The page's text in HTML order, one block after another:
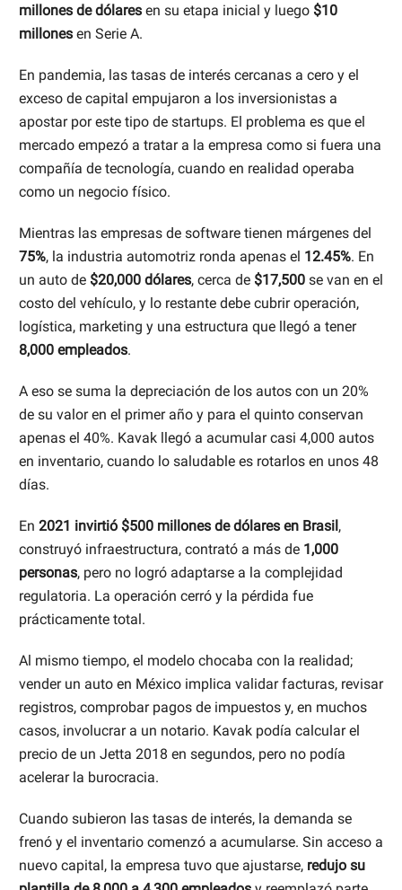
millones de dólares en su etapa inicial y luego $10
millones en Serie A.
En pandemia, las tasas de interés cercanas a cero y el
exceso de capital empujaron a los inversionistas a
apostar por este tipo de startups. El problema es que el
mercado empezó a tratar a la empresa como si fuera una
compañía de tecnología, cuando en realidad operaba
como un negocio físico.
Mientras las empresas de software tienen márgenes del
75%, la industria automotriz ronda apenas el 12.45%. En
un auto de $20,000 dólares, cerca de $17,500 se van en el
costo del vehículo, y lo restante debe cubrir operación,
logística, marketing y una estructura que llegó a tener
8,000 empleados.
A eso se suma la depreciación de los autos con un 20%
de su valor en el primer año y para el quinto conservan
apenas el 40%. Kavak llegó a acumular casi 4,000 autos
en inventario, cuando lo saludable es rotarlos en unos 48
días.
En 2021 invirtió $500 millones de dólares en Brasil,
construyó infraestructura, contrató a más de 1,000
personas, pero no logró adaptarse a la complejidad
regulatoria. La operación cerró y la pérdida fue
prácticamente total.
Al mismo tiempo, el modelo chocaba con la realidad;
vender un auto en México implica validar facturas, revisar
registros, comprobar pagos de impuestos y, en muchos
casos, involucrar a un notario. Kavak podía calcular el
precio de un Jetta 2018 en segundos, pero no podía
acelerar la burocracia.
Cuando subieron las tasas de interés, la demanda se
frenó y el inventario comenzó a acumularse. Sin acceso a
nuevo capital, la empresa tuvo que ajustarse, redujo su